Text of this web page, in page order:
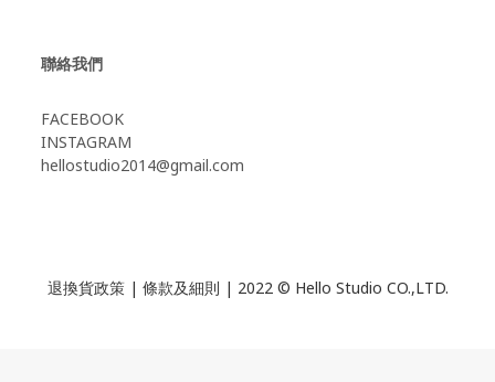
聯絡我們
FACEBOOK
INSTAGRAM
hellostudio2014@gmail.com
退換貨政策| 條款及細則 | 2022 © Hello Studio CO.,LTD.